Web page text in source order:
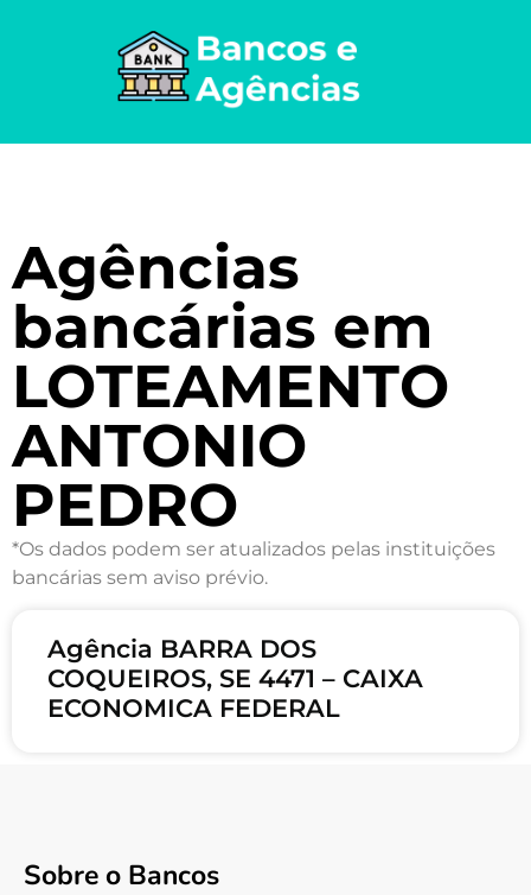
Agências
bancárias em
LOTEAMENTO
ANTONIO
PEDRO
*Os dados podem ser atualizados pelas instituições
bancárias sem aviso prévio.
Agência BARRA DOS
COQUEIROS, SE 4471 – CAIXA
ECONOMICA FEDERAL
Sobre o Bancos